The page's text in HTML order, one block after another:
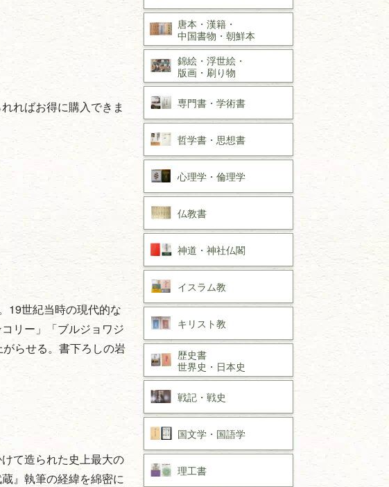
ればお得に購入できま
19世紀当時の現代的な
リー」「ブルジョワジ
らせる。書下ろしの岩
て造られた史上最大の
』執筆の経緯を綿密に
唐本・漢籍・
中国書物・朝鮮本
錦絵・浮世絵・
版画・刷り物
専門書・ 学術書
哲学書・思想書
心理学・倫理学
仏教書
神道・神社仏閣
イスラム教
キリスト教
歴史書
世界史・ 日本史
戦記・戦史
国文学・ 国語学
理工書